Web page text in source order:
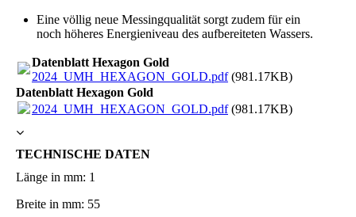
Eine völlig neue Messingqualität sorgt zudem für ein
noch höheres Energieniveau des aufbereiteten Wassers.
Datenblatt Hexagon Gold
2024_UMH_HEXAGON_GOLD.pdf(981.17KB)
Datenblatt Hexagon Gold
2024_UMH_HEXAGON_GOLD.pdf(981.17KB)
TECHNISCHE DATEN
Länge in mm: 1
Breite in mm: 55